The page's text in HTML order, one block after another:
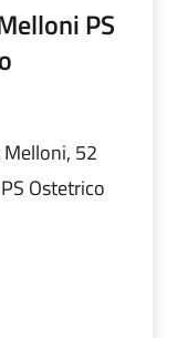
PS
52
Ostetrico